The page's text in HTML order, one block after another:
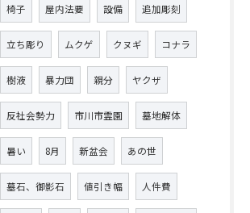
椅子 屋内法要 設備 追加彫刻
立ち彫り ムクゲ クヌギ コナラ
樹液 暴力団 親分 ヤクザ
反社会勢力 市川市霊園 墓地解体
暑い 8月 新盆会 あの世
墓石、御影石 値引き幅 人件費